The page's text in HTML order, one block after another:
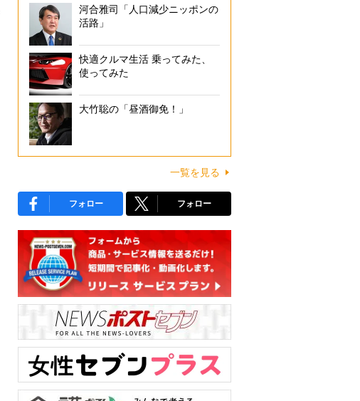
河合雅司「人口減少ニッポンの
活路」
快適クルマ生活 乗ってみた、
使ってみた
大竹聡の「昼酒御免！」
一覧を見る
フォロー フォロー